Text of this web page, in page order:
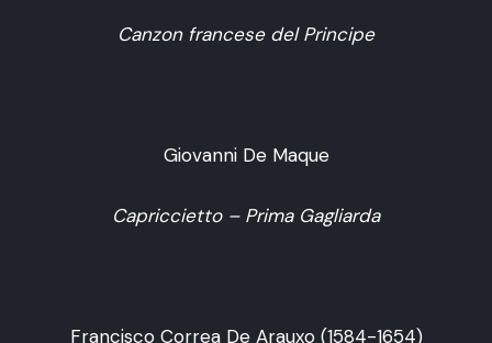
Canzon francese del Principe
Giovanni De Maque
Capriccietto – Prima Gagliarda
Francisco Correa De Arauxo (1584-1654)